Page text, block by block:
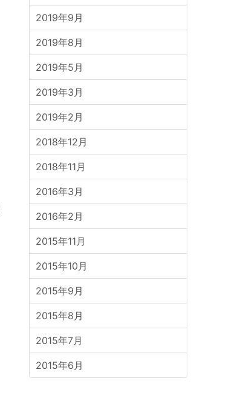
2019年9月
2019年8月
2019年5月
2019年3月
2019年2月
2018年12月
2018年11月
2016年3月
2016年2月
2015年11月
2015年10月
2015年9月
2015年8月
2015年7月
2015年6月